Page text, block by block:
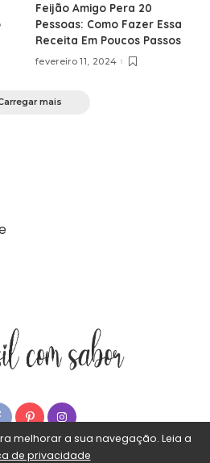
Feijão Amigo Pera 20
Pessoas: Como Fazer Essa
Receita Em Poucos Passos
fevereiro 11, 2024
mais
melhorar a sua navegação. Leia a
de privacidade